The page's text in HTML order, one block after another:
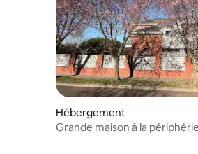
Hébergement
Grande maison à la